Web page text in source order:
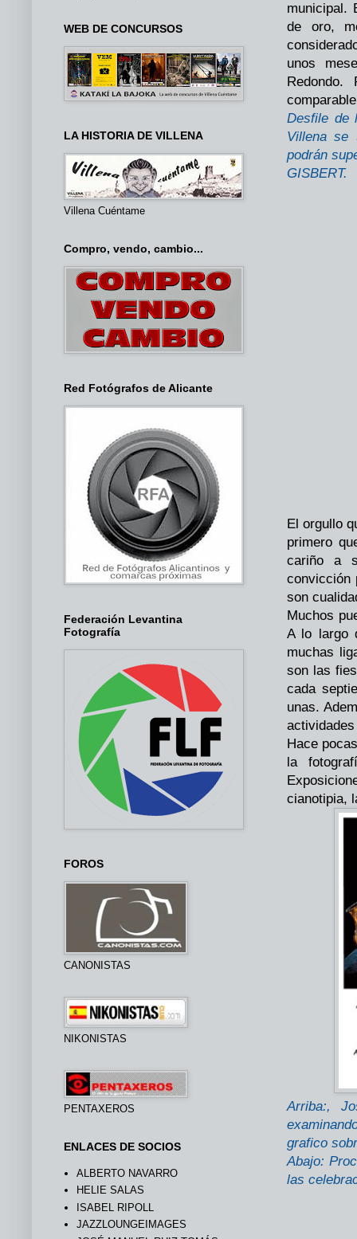
municipal.
de oro,
unos
Desfile de
Villena se
podrán
GISBERT.
El orgullo
primero
cariño a
convicción
son
Muchos
A lo largo
muchas
son las
cada
unas.
Hace
la
cianotipia,
Arriba:,
grafico
Abajo:
las
WEB DE CONCURSOS
LA HISTORIA DE VILLENA
Villena Cuéntame
Compro, vendo, cambio...
Red Fotógrafos de Alicante
Federación Levantina
Fotografía
FOROS
CANONISTAS
NIKONISTAS
PENTAXEROS
ENLACES DE SOCIOS
ALBERTO NAVARRO
HELIE SALAS
ISABEL RIPOLL
JAZZLOUNGEIMAGES